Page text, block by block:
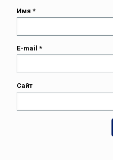
Имя *
E-mail *
Сайт